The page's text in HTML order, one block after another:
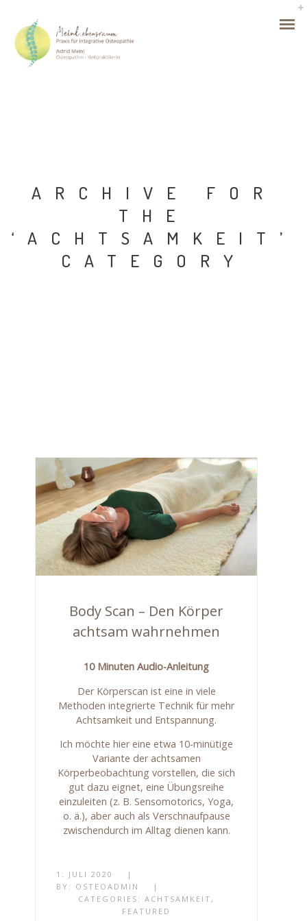
ARCHIVE FOR
THE
‘ACHTSAMKEIT’
CATEGORY
Body Scan – Den Körper
achtsam wahrnehmen
10 Minuten Audio-Anleitung
Der Körperscan ist eine in viele
Methoden integrierte Technik für mehr
Achtsamkeit und Entspannung.
Ich möchte hier eine etwa 10-minütige
Variante der achtsamen
Körperbeobachtung vorstellen, die sich
gut dazu eignet, eine Übungsreihe
einzuleiten (z. B. Sensomotorics, Yoga,
o. ä.), aber auch als Verschnaufpause
zwischendurch im Alltag dienen kann.
1. JULI 2020
|
BY: OSTEOADMIN
|
CATEGORIES:ACHTSAMKEIT ,
FEATURED